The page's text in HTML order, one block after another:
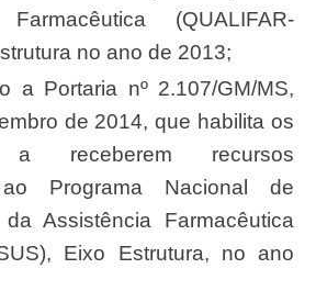
(QUALIFAR-
no ano de 2013;
de 2014, que habilita os
a receberem recursos
Programa Nacional de
da Assistência Farmacêutica
Eixo Estrutura, no ano